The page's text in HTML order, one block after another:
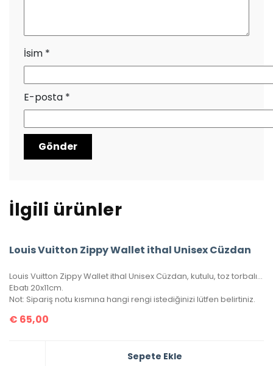
İsim *
E-posta *
İlgili ürünler
Louis Vuitton Zippy Wallet ithal Unisex Cüzdan
Louis Vuitton Zippy Wallet ithal Unisex Cüzdan, kutulu, toz torbalı, sertifikalı.
Ebatı 20x11cm.
Not: Sipariş notu kısmına hangi rengi istediğinizi lütfen belirtiniz.
€ 65,00
Sepete Ekle